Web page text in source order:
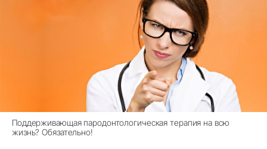
Поддерживающая пародонтологическая терапия на всю
жизнь? Обязательно!